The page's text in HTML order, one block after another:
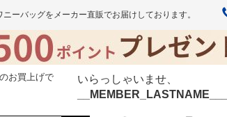
ーバッグをメーカー直販でお届けしております。
のお買上げで
いらっしゃいませ、
__MEMBER_LASTNAME__